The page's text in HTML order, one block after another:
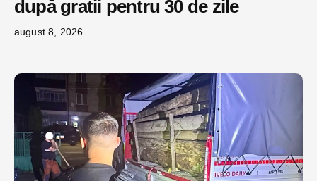
după gratii pentru 30 de zile
august 8, 2026